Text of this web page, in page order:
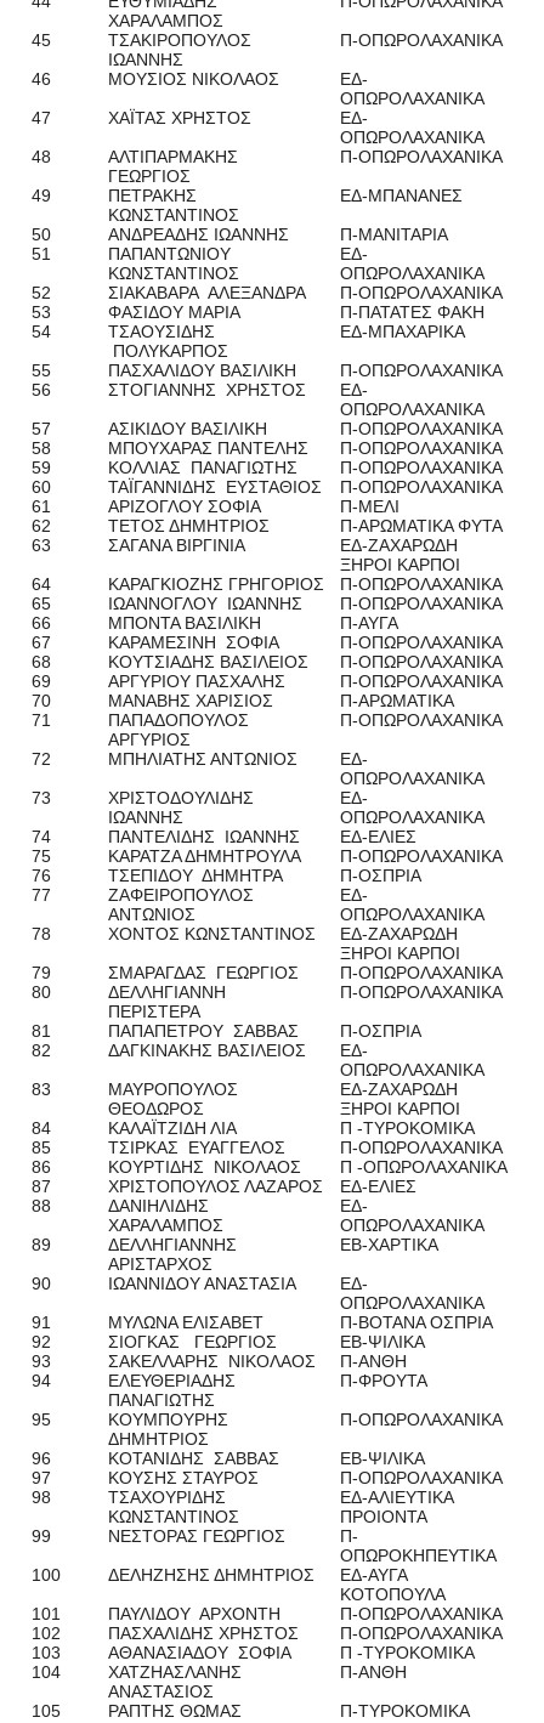
ΧΑΡΑΛΑΜΠΟΣ
45
ΤΣΑΚΙΡΟΠΟΥΛΟΣ
ΙΩΑΝΝΗΣ
Π-ΟΠΩΡΟΛΑΧΑΝΙΚΑ
46
ΜΟΥΣΙΟΣ ΝΙΚΟΛΑΟΣ
ΕΔ-
ΟΠΩΡΟΛΑΧΑΝΙΚΑ
47
ΧΑΪΤΑΣ ΧΡΗΣΤΟΣ
ΕΔ-
ΟΠΩΡΟΛΑΧΑΝΙΚΑ
48
ΑΛΤΙΠΑΡΜΑΚΗΣ
ΓΕΩΡΓΙΟΣ
Π-ΟΠΩΡΟΛΑΧΑΝΙΚΑ
49
ΠΕΤΡΑΚΗΣ
ΚΩΝΣΤΑΝΤΙΝΟΣ
ΕΔ-ΜΠΑΝΑΝΕΣ
50
ΑΝΔΡΕΑΔΗΣ ΙΩΑΝΝΗΣ
Π-ΜΑΝΙΤΑΡΙΑ
51
ΠΑΠΑΝΤΩΝΙΟΥ
ΚΩΝΣΤΑΝΤΙΝΟΣ
ΕΔ-
ΟΠΩΡΟΛΑΧΑΝΙΚΑ
52
ΣΙΑΚΑΒΑΡΑ ΑΛΕΞΑΝΔΡΑ
Π-ΟΠΩΡΟΛΑΧΑΝΙΚΑ
53
ΦΑΣΙΔΟΥ ΜΑΡΙΑ
Π-ΠΑΤΑΤΕΣ ΦΑΚΗ
54
ΤΣΑΟΥΣΙΔΗΣ
ΠΟΛΥΚΑΡΠΟΣ
ΕΔ-ΜΠΑΧΑΡΙΚΑ
55
ΠΑΣΧΑΛΙΔΟΥ ΒΑΣΙΛΙΚΗ
Π-ΟΠΩΡΟΛΑΧΑΝΙΚΑ
56
ΣΤΟΓΙΑΝΝΗΣ ΧΡΗΣΤΟΣ
ΕΔ-
ΟΠΩΡΟΛΑΧΑΝΙΚΑ
57
ΑΣΙΚΙΔΟΥ ΒΑΣΙΛΙΚΗ
Π-ΟΠΩΡΟΛΑΧΑΝΙΚΑ
58
ΜΠΟΥΧΑΡΑΣ ΠΑΝΤΕΛΗΣ
Π-ΟΠΩΡΟΛΑΧΑΝΙΚΑ
59
ΚΟΛΛΙΑΣ ΠΑΝΑΓΙΩΤΗΣ
Π-ΟΠΩΡΟΛΑΧΑΝΙΚΑ
60
ΤΑΪΓΑΝΝΙΔΗΣ ΕΥΣΤΑΘΙΟΣ
Π-ΟΠΩΡΟΛΑΧΑΝΙΚΑ
61
ΑΡΙΖΟΓΛΟΥ ΣΟΦΙΑ
Π-ΜΕΛΙ
62
ΤΕΤΟΣ ΔΗΜΗΤΡΙΟΣ
Π-ΑΡΩΜΑΤΙΚΑ ΦΥΤΑ
63
ΣΑΓΑΝΑ ΒΙΡΓΙΝΙΑ
ΕΔ-ΖΑΧΑΡΩΔΗ
ΞΗΡΟΙ ΚΑΡΠΟΙ
64
ΚΑΡΑΓΚΙΟΖΗΣ ΓΡΗΓΟΡΙΟΣ
Π-ΟΠΩΡΟΛΑΧΑΝΙΚΑ
65
ΙΩΑΝΝΟΓΛΟΥ ΙΩΑΝΝΗΣ
Π-ΟΠΩΡΟΛΑΧΑΝΙΚΑ
66
ΜΠΟΝΤΑ ΒΑΣΙΛΙΚΗ
Π-ΑΥΓΑ
67
ΚΑΡΑΜΕΣΙΝΗ ΣΟΦΙΑ
Π-ΟΠΩΡΟΛΑΧΑΝΙΚΑ
68
ΚΟΥΤΣΙΑΔΗΣ ΒΑΣΙΛΕΙΟΣ
Π-ΟΠΩΡΟΛΑΧΑΝΙΚΑ
69
ΑΡΓΥΡΙΟΥ ΠΑΣΧΑΛΗΣ
Π-ΟΠΩΡΟΛΑΧΑΝΙΚΑ
70
ΜΑΝΑΒΗΣ ΧΑΡΙΣΙΟΣ
Π-ΑΡΩΜΑΤΙΚΑ
71
ΠΑΠΑΔΟΠΟΥΛΟΣ
ΑΡΓΥΡΙΟΣ
Π-ΟΠΩΡΟΛΑΧΑΝΙΚΑ
72
ΜΠΗΛΙΑΤΗΣ ΑΝΤΩΝΙΟΣ
ΕΔ-
ΟΠΩΡΟΛΑΧΑΝΙΚΑ
73
ΧΡΙΣΤΟΔΟΥΛΙΔΗΣ
ΙΩΑΝΝΗΣ
ΕΔ-
ΟΠΩΡΟΛΑΧΑΝΙΚΑ
74
ΠΑΝΤΕΛΙΔΗΣ ΙΩΑΝΝΗΣ
ΕΔ-ΕΛΙΕΣ
75
ΚΑΡΑΤΖΑ ΔΗΜΗΤΡΟΥΛΑ
Π-ΟΠΩΡΟΛΑΧΑΝΙΚΑ
76
ΤΣΕΠΙΔΟΥ ΔΗΜΗΤΡΑ
Π-ΟΣΠΡΙΑ
77
ΖΑΦΕΙΡΟΠΟΥΛΟΣ
ΑΝΤΩΝΙΟΣ
ΕΔ-
ΟΠΩΡΟΛΑΧΑΝΙΚΑ
78
ΧΟΝΤΟΣ ΚΩΝΣΤΑΝΤΙΝΟΣ
ΕΔ-ΖΑΧΑΡΩΔΗ
ΞΗΡΟΙ ΚΑΡΠΟΙ
79
ΣΜΑΡΑΓΔΑΣ ΓΕΩΡΓΙΟΣ
Π-ΟΠΩΡΟΛΑΧΑΝΙΚΑ
80
ΔΕΛΛΗΓΙΑΝΝΗ
ΠΕΡΙΣΤΕΡΑ
Π-ΟΠΩΡΟΛΑΧΑΝΙΚΑ
81
ΠΑΠΑΠΕΤΡΟΥ ΣΑΒΒΑΣ
Π-ΟΣΠΡΙΑ
82
ΔΑΓΚΙΝΑΚΗΣ ΒΑΣΙΛΕΙΟΣ
ΕΔ-
ΟΠΩΡΟΛΑΧΑΝΙΚΑ
83
ΜΑΥΡΟΠΟΥΛΟΣ
ΘΕΟΔΩΡΟΣ
ΕΔ-ΖΑΧΑΡΩΔΗ
ΞΗΡΟΙ ΚΑΡΠΟΙ
84
ΚΑΛΑΪΤΖΙΔΗ ΛΙΑ
Π -ΤΥΡΟΚΟΜΙΚΑ
85
ΤΣΙΡΚΑΣ ΕΥΑΓΓΕΛΟΣ
Π-ΟΠΩΡΟΛΑΧΑΝΙΚΑ
86
ΚΟΥΡΤΙΔΗΣ ΝΙΚΟΛΑΟΣ
Π -ΟΠΩΡΟΛΑΧΑΝΙΚΑ
87
ΧΡΙΣΤΟΠΟΥΛΟΣ ΛΑΖΑΡΟΣ
ΕΔ-ΕΛΙΕΣ
88
ΔΑΝΙΗΛΙΔΗΣ
ΧΑΡΑΛΑΜΠΟΣ
ΕΔ-
ΟΠΩΡΟΛΑΧΑΝΙΚΑ
89
ΔΕΛΛΗΓΙΑΝΝΗΣ
ΑΡΙΣΤΑΡΧΟΣ
ΕΒ-ΧΑΡΤΙΚΑ
90
ΙΩΑΝΝΙΔΟΥ ΑΝΑΣΤΑΣΙΑ
ΕΔ-
ΟΠΩΡΟΛΑΧΑΝΙΚΑ
91
ΜΥΛΩΝΑ ΕΛΙΣΑΒΕΤ
Π-ΒΟΤΑΝΑ ΟΣΠΡΙΑ
92
ΣΙΟΓΚΑΣ ΓΕΩΡΓΙΟΣ
ΕΒ-ΨΙΛΙΚΑ
93
ΣΑΚΕΛΛΑΡΗΣ ΝΙΚΟΛΑΟΣ
Π-ΑΝΘΗ
94
ΕΛΕΥΘΕΡΙΑΔΗΣ
ΠΑΝΑΓΙΩΤΗΣ
Π-ΦΡΟΥΤΑ
95
ΚΟΥΜΠΟΥΡΗΣ
ΔΗΜΗΤΡΙΟΣ
Π-ΟΠΩΡΟΛΑΧΑΝΙΚΑ
96
ΚΟΤΑΝΙΔΗΣ ΣΑΒΒΑΣ
ΕΒ-ΨΙΛΙΚΑ
97
ΚΟΥΣΗΣ ΣΤΑΥΡΟΣ
Π-ΟΠΩΡΟΛΑΧΑΝΙΚΑ
98
ΤΣΑΧΟΥΡΙΔΗΣ
ΚΩΝΣΤΑΝΤΙΝΟΣ
ΕΔ-ΑΛΙΕΥΤΙΚΑ
ΠΡΟΙΟΝΤΑ
99
ΝΕΣΤΟΡΑΣ ΓΕΩΡΓΙΟΣ
Π-
ΟΠΩΡΟΚΗΠΕΥΤΙΚΑ
100
ΔΕΛΗΖΗΣΗΣ ΔΗΜΗΤΡΙΟΣ
ΕΔ-ΑΥΓΑ
ΚΟΤΟΠΟΥΛΑ
101
ΠΑΥΛΙΔΟΥ ΑΡΧΟΝΤΗ
Π-ΟΠΩΡΟΛΑΧΑΝΙΚΑ
102
ΠΑΣΧΑΛΙΔΗΣ ΧΡΗΣΤΟΣ
Π-ΟΠΩΡΟΛΑΧΑΝΙΚΑ
103
ΑΘΑΝΑΣΙΑΔΟΥ ΣΟΦΙΑ
Π -ΤΥΡΟΚΟΜΙΚΑ
104
ΧΑΤΖΗΑΣΛΑΝΗΣ
ΑΝΑΣΤΑΣΙΟΣ
Π-ΑΝΘΗ
105
ΡΑΠΤΗΣ ΘΩΜΑΣ Π-ΤΥΡΟΚΟΜΙΚΑ